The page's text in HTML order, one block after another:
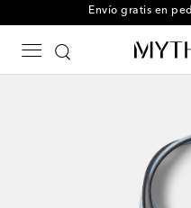
Envío gratis en